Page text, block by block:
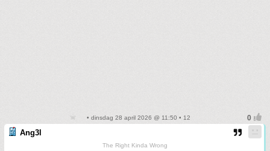
• dinsdag 28 april 2026 @ 11:50 • 12
Ang3l
The Right Kinda Wrong